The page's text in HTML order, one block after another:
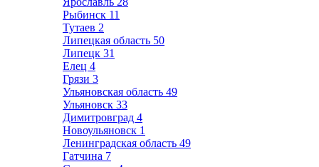
Рыбинск 11
Тутаев 2
Липецкая область 50
Липецк 31
Елец 4
Грязи 3
Ульяновская область 49
Ульяновск 33
Димитровград 4
Новоульяновск 1
Ленинградская область 49
Гатчина 7